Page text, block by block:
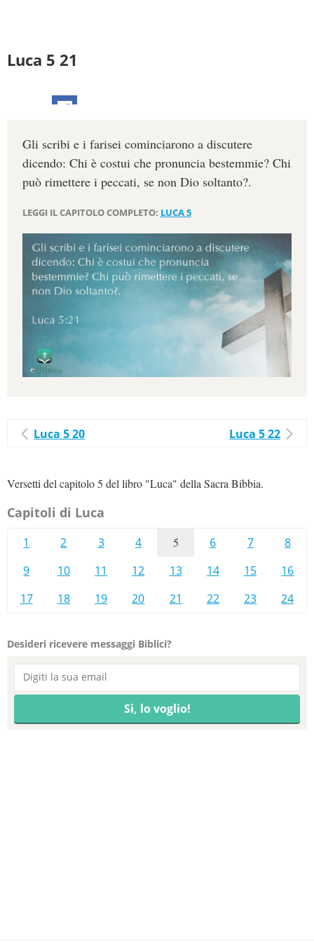
Luca 5 21
Gli scribi e i farisei cominciarono a discutere
dicendo: Chi è costui che pronuncia bestemmie? Chi
può rimettere i peccati, se non Dio soltanto?.
LEGGI IL CAPITOLO COMPLETO: LUCA 5
Luca 5 20 Luca 5 22
Versetti del capitolo 5 del libro "Luca" della Sacra Bibbia.
Capitoli di Luca
1 2 3 4 5 6 7
8
9
10 11 12 13 14 15
16
17
18 19 20 21 22 23 24
Desideri ricevere messaggi Biblici?